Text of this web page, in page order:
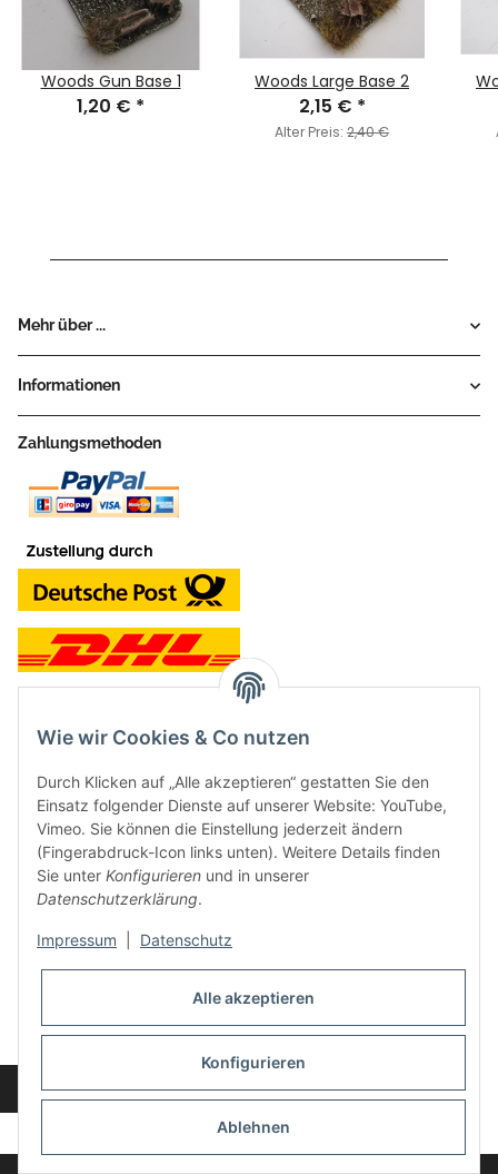
Woods Gun Base 1
1,20 € *
Woods Large Base 2
2,15 € *
Alter Preis: 2,40 €
Mehr über ...
Informationen
Zahlungsmethoden
Neben dem Onlineshop haben wir ein Ladengeschäft in Hütten:
Frontline Games
Färbereiweg 3A
24358 Hütten
Oder mit Terminvereinbarung
info@frontlinegames.de
Widerrufsbutton
* Alle Preise inkl. gesetzlicher USt., zzgl.Versand
Wie wir Cookies & Co nutzen
Durch Klicken auf „Alle akzeptieren“ gestatten Sie den
Einsatz folgender Dienste auf unserer Website: YouTube,
Vimeo. Sie können die Einstellung jederzeit ändern
(Fingerabdruck-Icon links unten). Weitere Details finden
Sie unter Konfigurieren und in unserer
Datenschutzerklärung.
Impressum Datenschutz
Alle akzeptieren
Konfigurieren
Ablehnen